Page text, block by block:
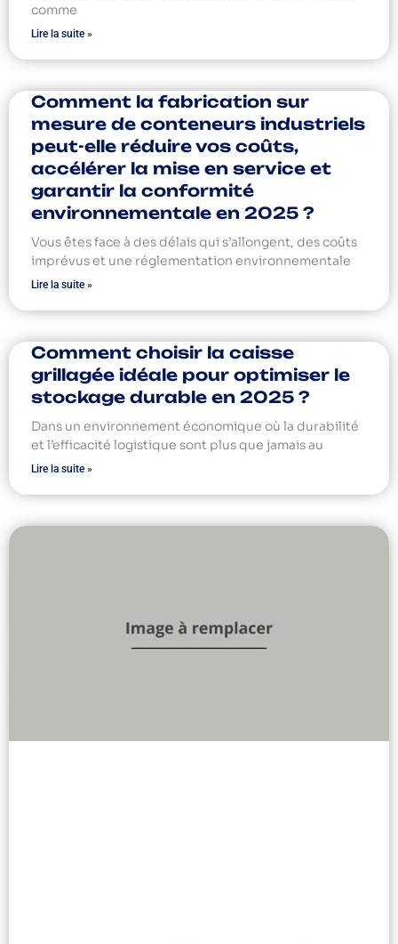
comme
Lire la suite »
Comment la fabrication sur
mesure de conteneurs industriels
peut-elle réduire vos coûts,
accélérer la mise en service et
garantir la conformité
environnementale en 2025 ?
Vous êtes face à des délais qui s’allongent, des coûts
imprévus et une réglementation environnementale
Lire la suite »
Comment choisir la caisse
grillagée idéale pour optimiser le
stockage durable en 2025 ?
Dans un environnement économique où la durabilité
et l’efficacité logistique sont plus que jamais au
Lire la suite »